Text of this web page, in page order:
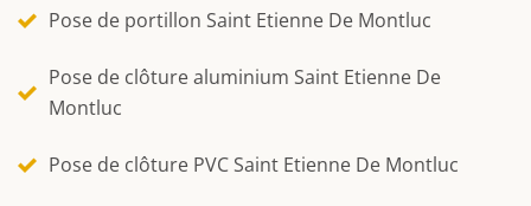
Pose de portillon Saint Etienne De Montluc
Pose de clôture aluminium Saint Etienne De
Montluc
Pose de clôture PVC Saint Etienne De Montluc